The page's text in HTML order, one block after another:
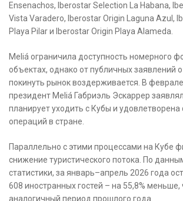
Ensenachos, Iberostar Selection La Habana,
Vista Varadero, Iberostar Origin Laguna Azul,
Playa Pilar и Iberostar Origin Playa Alameda.
Meliá ограничила доступность номерного
объектах, однако от публичных заявлений
покинуть рынок воздерживается. В
президент Meliá Габриэль Эскаррер
планирует уходить с Кубы и удовлетворена
операций в стране.
Параллельно с этими процессами на Кубе
снижение туристического потока. По
статистики, за январь–апрель 2026 года
608 иностранных гостей – на 55,8% меньше,
аналогичный период прошлого года.